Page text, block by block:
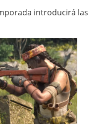
introducirá las